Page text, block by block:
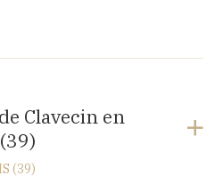
75010 Paris
Clavecin en
(39)